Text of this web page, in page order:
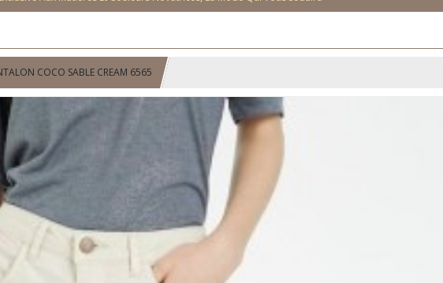
COCO SABLE CREAM 6565